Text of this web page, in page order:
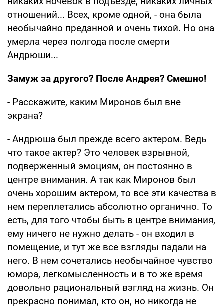
отношений... Всех, кроме одной, - она была
необычайно преданной и очень тихой. Но она
умерла через полгода после смерти
Андрюши...
Замуж за другого? После Андрея? Смешно!
- Расскажите, каким Миронов был вне
экрана?
- Андрюша был прежде всего актером. Ведь
что такое актер? Это человек взрывной,
подверженный эмоциям, он постоянно в
центре внимания. А так как Миронов был
очень хорошим актером, то все эти качества в
нем переплетались абсолютно органично. То
есть, для того чтобы быть в центре внимания,
ему ничего не нужно делать - он входил в
помещение, и тут же все взгляды падали на
него. В нем сочетались необычайное чувство
юмора, легкомысленность и в то же время
довольно рациональный взгляд на жизнь. Он
прекрасно понимал, кто он, но никогда не